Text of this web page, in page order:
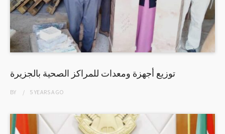
توزيع أجهزة ومعدات للمراكز الصحية بالجزيرة
BY 5 YEARSAGO